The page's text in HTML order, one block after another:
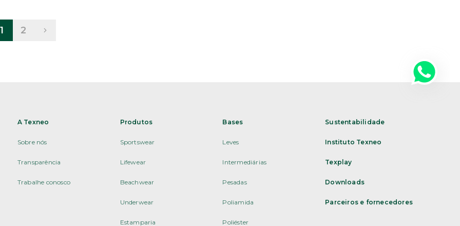
1 2
A Texneo
Sobre nós
Transparência
Trabalhe conosco
Produtos
Sportswear
Lifewear
Beachwear
Underwear
Estamparia
Bases
Leves
Intermediárias
Pesadas
Poliamida
Poliéster
Sustentabilidade
Instituto Texneo
Texplay
Downloads
Parceiros e fornecedores